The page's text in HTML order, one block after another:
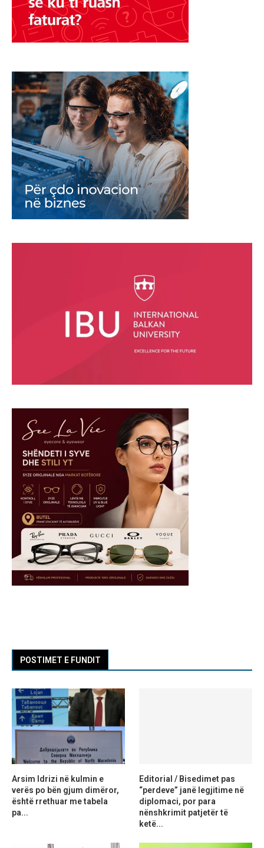
POSTIMET E FUNDIT
Arsim Idrizi në kulmin e
verës po bën gjum dimëror,
është rrethuar me tabela
pa...
Editorial / Bisedimet pas
“perdeve” janë legjitime në
diplomaci, por para
nënshkrimit patjetër të
ketë...